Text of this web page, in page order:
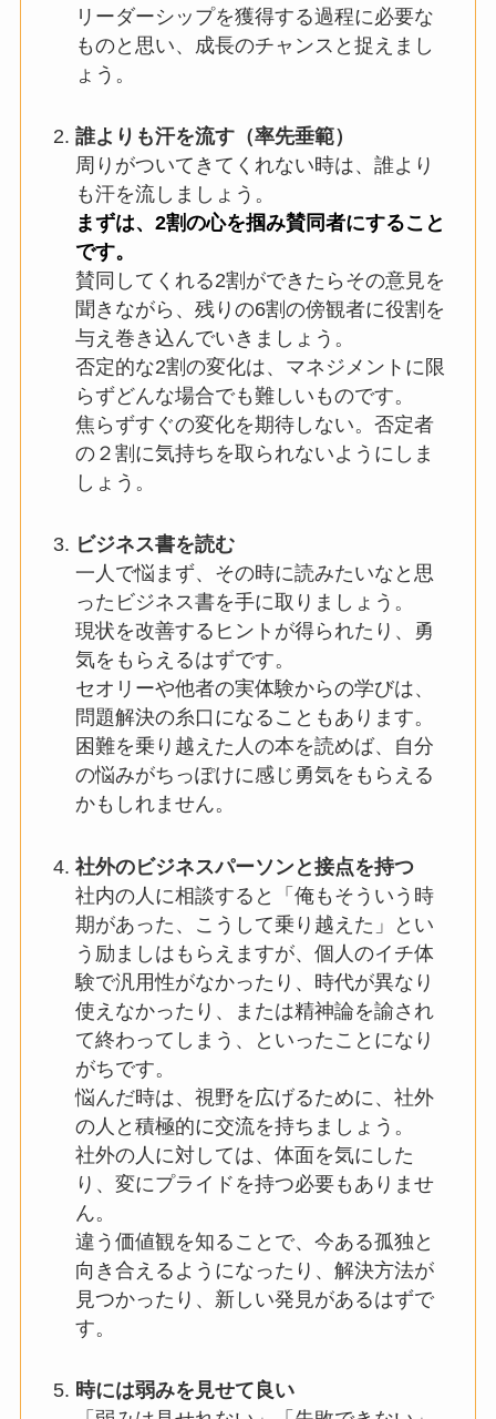
リーダーシップを獲得する過程に必要な
ものと思い、成長のチャンスと捉えまし
ょう。
誰よりも汗を流す（率先垂範）
周りがついてきてくれない時は、誰より
も汗を流しましょう。
まずは、2割の心を掴み賛同者にすること
です。
賛同してくれる2割ができたらその意見を
聞きながら、残りの6割の傍観者に役割を
与え巻き込んでいきましょう。
否定的な2割の変化は、マネジメントに限
らずどんな場合でも難しいものです。
焦らずすぐの変化を期待しない。否定者
の２割に気持ちを取られないようにしま
しょう。
ビジネス書を読む
一人で悩まず、その時に読みたいなと思
ったビジネス書を手に取りましょう。
現状を改善するヒントが得られたり、勇
気をもらえるはずです。
セオリーや他者の実体験からの学びは、
問題解決の糸口になることもあります。
困難を乗り越えた人の本を読めば、自分
の悩みがちっぽけに感じ勇気をもらえる
かもしれません。
社外のビジネスパーソンと接点を持つ
社内の人に相談すると「俺もそういう時
期があった、こうして乗り越えた」とい
う励ましはもらえますが、個人のイチ体
験で汎用性がなかったり、時代が異なり
使えなかったり、または精神論を諭され
て終わってしまう、といったことになり
がちです。
悩んだ時は、視野を広げるために、社外
の人と積極的に交流を持ちましょう。
社外の人に対しては、体面を気にした
り、変にプライドを持つ必要もありませ
ん。
違う価値観を知ることで、今ある孤独と
向き合えるようになったり、解決方法が
見つかったり、新しい発見があるはずで
す。
時には弱みを見せて良い